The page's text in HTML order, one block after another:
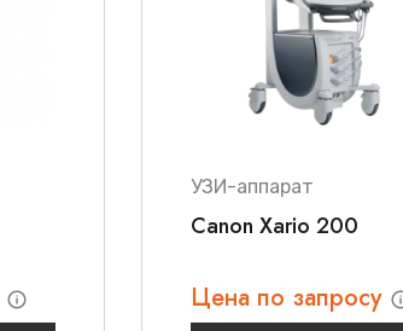
УЗИ-аппарат
Canon Xario 200
Цена по запросу